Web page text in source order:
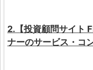
2.【投資顧問サイト
ナーのサービス・コ